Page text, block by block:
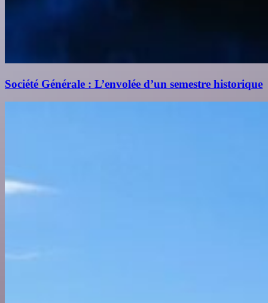
Société Générale : L’envolée d’un semestre historique